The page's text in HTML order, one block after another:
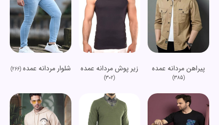
پیراهن مردانه عمده
(385)
زیر پوش مردانه عمده
(302)
شلوار مردانه عمده(266)